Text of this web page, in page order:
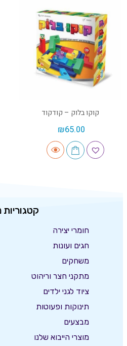
קוקו בלוק – קודקוד
₪65.00
חומרי יצירה
חגים ועונות
משחקים
מתקני חצר וריהוט
ציוד לגני ילדים
תינוקות ופעוטות
מבצעים
מוצרי הייבוא שלנו